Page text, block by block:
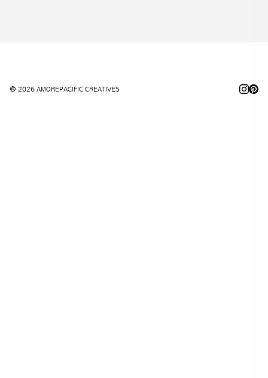
© 2026 AMOREPACIFIC CREATIVES